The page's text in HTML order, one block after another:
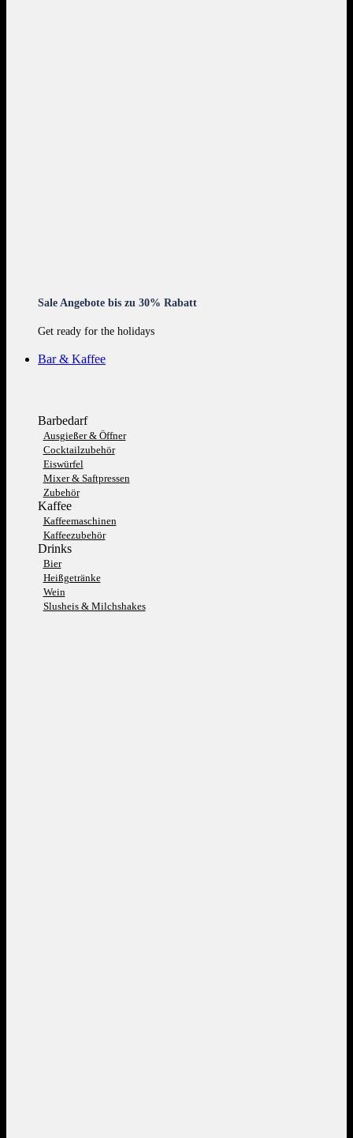
Sale Angebote bis zu 30% Rabatt
Get ready for the holidays
Bar & Kaffee
Barbedarf
Ausgießer & Öffner
Cocktailzubehör
Eiswürfel
Mixer & Saftpressen
Zubehör
Kaffee
Kaffeemaschinen
Kaffeezubehör
Drinks
Bier
Heißgetränke
Wein
Slusheis & Milchshakes